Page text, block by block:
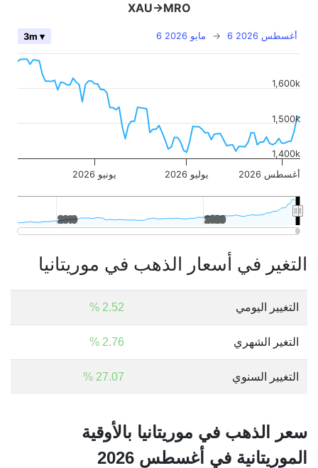
XAU->MRO
6 مايو 2026 → 6 أغسطس 2026 3m ▾
يونيو 2026 يوليو 2026 أغسطس 2026
2010
2010 2020
2020
1,400k
1,500k
1,600k
التغير في أسعار الذهب في موريتانيا
التغيير اليومي 2.52 %
التغير الشهري 2.76 %
التغيير السنوي 27.07 %
سعر الذهب في موريتانيا بالأوقية
الموريتانية في أغسطس 2026